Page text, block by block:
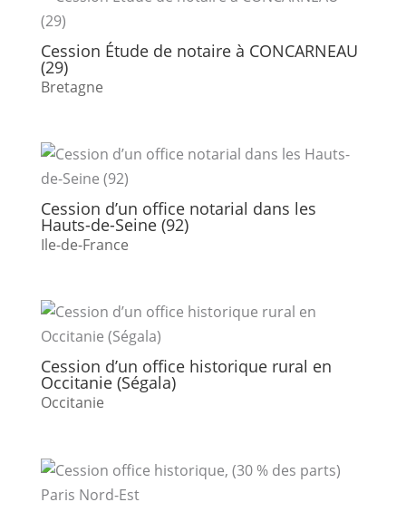
Cession Étude de notaire à CONCARNEAU
(29)
Bretagne
Cession d’un office notarial dans les
Hauts-de-Seine (92)
Ile-de-France
Cession d’un office historique rural en
Occitanie (Ségala)
Occitanie